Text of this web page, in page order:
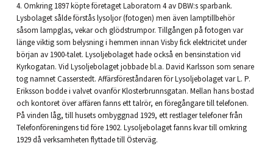
4. Omkring 1897 köpte företaget Laboratorn 4 av DBW:s sparbank.
Lysbolaget sålde förstås lysoljor (fotogen) men även lamptillbehör
såsom lampglas, vekar och glödstrumpor. Tillgången på fotogen var
länge viktig som belysning i hemmen innan Visby fick elektricitet under
början av 1900-talet. Lysoljebolaget hade också en bensinstation vid
Kyrkogatan. Vid Lysoljebolaget jobbade bl.a. David Karlsson som senare
tog namnet Casserstedt. Affärsföreståndaren för Lysoljebolaget var L. P.
Eriksson bodde i valvet ovanför Klosterbrunnsgatan. Mellan hans bostad
och kontoret över affären fanns ett talrör, en föregångare till telefonen.
På vinden låg, till husets ombyggnad 1929, ett restlager telefoner från
Telefonföreningens tid före 1902. Lysoljebolaget fanns kvar till omkring
1929 då verksamheten flyttade till Österväg.